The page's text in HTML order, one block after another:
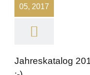
05, 2017
Jahreskatalog